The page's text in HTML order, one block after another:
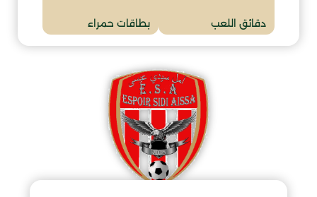
دقائق اللعب بطاقات حمراء